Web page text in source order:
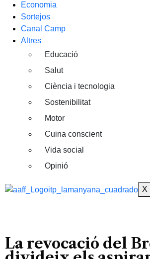
Economia
Sortejos
Canal Camp
Altres
Educació
Salut
Ciència i tecnologia
Sostenibilitat
Motor
Cuina conscient
Vida social
Opinió
X
La revocació del